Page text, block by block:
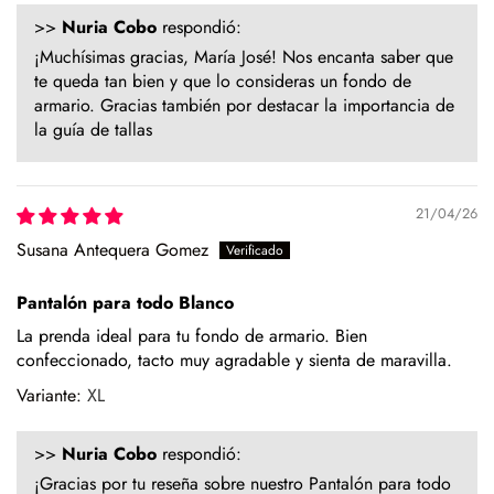
Especialmente en verano, para que no se desgaste el color
de la prenda.
Para los zapatos:
Nuestros zapatos están hechos con materiales naturales
como piel o yute, que requieren cuidados específicos.
En el caso de la piel, pasar un cepillo para eliminar la
suciedad, limpiar con un paño ligeramente húmedo y
productos específicos para calzado de piel. Guarda en
alejados de fuentes de calor.
Para los modelos de yute, evita mojar la suela. En caso de
roce, usa un cepillo suave en seco.
para que se conserven como el primer día.
Si tienes alguna duda, puedes consultarnos.
>> Nuria Cobo respondió:
¡Muchísimas gracias, María José! Nos encanta saber que
te queda tan bien y que lo consideras un fondo de
armario. Gracias también por destacar la importancia de
la guía de tallas
21/04/26
Susana Antequera Gomez
Pantalón para todo Blanco
La prenda ideal para tu fondo de armario. Bien
confeccionado, tacto muy agradable y sienta de maravilla.
XL
>> Nuria Cobo respondió:
¡Gracias por tu reseña sobre nuestro Pantalón para todo